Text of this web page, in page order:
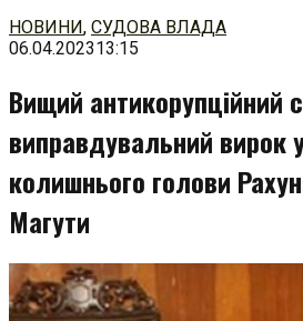
Перейти
до
НОВИНИ, СУДОВА ВЛАДА
06.04.202313:15
Вищий антикорупційний
виправдувальний вирок
колишнього голови
Магути